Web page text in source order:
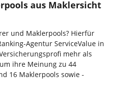
aus Maklersicht
und Maklerpools? Hierfür
Agentur ServiceValue in
mehr als
ihre Meinung zu 44
16 Maklerpools sowie -